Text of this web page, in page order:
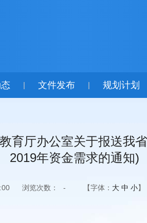
| 文件发布 | 规划计划
育厅办公室关于报送我
2019年资金需求的通知)
浏览次数： - 【字体： 大 中 小】